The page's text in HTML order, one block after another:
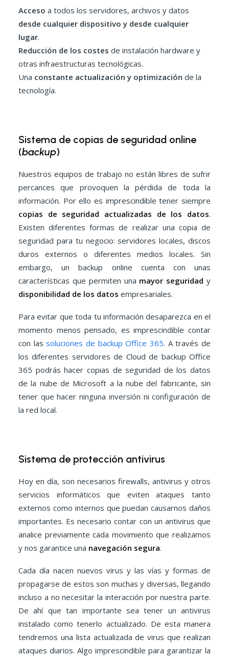
Acceso a todos los servidores, archivos y datos
desde cualquier dispositivo y desde cualquier
lugar.
Reducción de los costes de instalación hardware y
otras infraestructuras tecnológicas.
Una constante actualización y optimización de la
tecnología.
Sistema de copias de seguridad online
(backup)
Nuestros equipos de trabajo no están libres de sufrir
percances que provoquen la pérdida de toda la
información. Por ello es imprescindible tener siempre
copias de seguridad actualizadas de los datos.
Existen diferentes formas de realizar una copia de
seguridad para tu negocio: servidores locales, discos
duros externos o diferentes medios locales. Sin
embargo, un backup online cuenta con unas
características que permiten una mayor seguridad y
disponibilidad de los datos empresariales.
Para evitar que toda tu información desaparezca en el
momento menos pensado, es imprescindible contar
con las soluciones de backup Office 365. A través de
los diferentes servidores de Cloud de backup Office
365 podrás hacer copias de seguridad de los datos
de la nube de Microsoft a la nube del fabricante, sin
tener que hacer ninguna inversión ni configuración de
la red local.
Sistema de protección antivirus
Hoy en día, son necesarios firewalls, antivirus y otros
servicios informáticos que eviten ataques tanto
externos como internos que puedan causarnos daños
importantes. Es necesario contar con un antivirus que
analice previamente cada movimiento que realizamos
y nos garantice una navegación segura.
Cada día nacen nuevos virus y las vías y formas de
propagarse de estos son muchas y diversas, llegando
incluso a no necesitar la interacción por nuestra parte.
De ahí que tan importante sea tener un antivirus
instalado como tenerlo actualizado. De esta manera
tendremos una lista actualizada de virus que realizan
ataques diarios. Algo imprescindible para garantizar la